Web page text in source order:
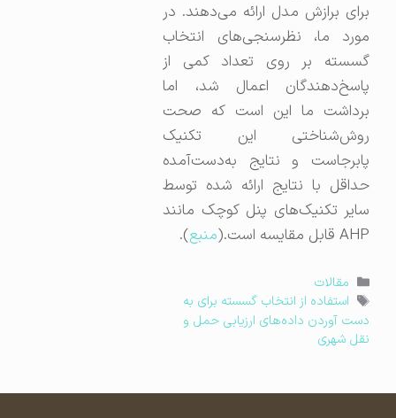
برای برازش مدل ارائه می‌دهند. در
مورد ما، نظرسنجی‌های انتخاب
گسسته بر روی تعداد کمی از
پاسخ‌دهندگان اعمال شد، اما
برداشت ما این است که صحت
روش‌شناختی این تکنیک
پابرجاست و نتایج به‌دست‌آمده
حداقل با نتایج ارائه شده توسط
سایر تکنیک‌های پنل کوچک مانند
AHP قابل مقایسه است.(
منبع).
دسته‌ها
مقالات
برچسب‌ها
استفاده از انتخاب گسسته برای به
دست آوردن داده‌های ارزیابی حمل و
نقل شهری